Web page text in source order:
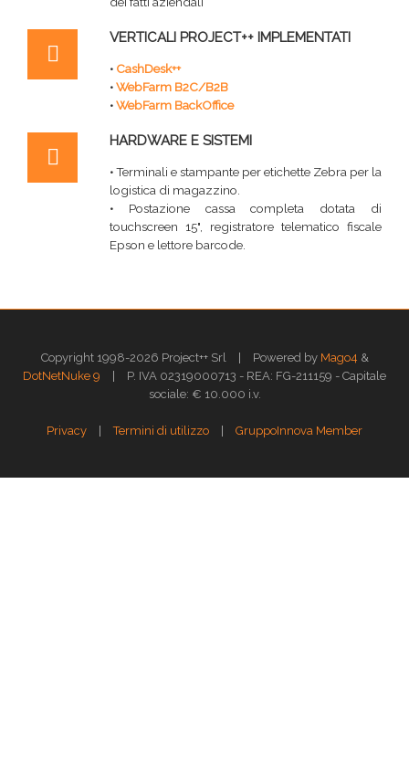
VERTICALI PROJECT++ IMPLEMENTATI
• CashDesk++
•WebFarm B2C/B2B
•WebFarm BackOffice
HARDWARE E SISTEMI
•Terminali e stampante per etichette Zebra per la
logistica di magazzino.
• Postazione cassa completa dotata di
touchscreen 15", registratore telematico fiscale
Epson e lettore barcode.
Copyright 1998-2026 Project++ Srl | Powered by Mago4 &
DotNetNuke 9
|
P. IVA 02319000713 - REA: FG-211159 - Capitale
sociale: € 10.000 i.v.
Privacy | Termini di utilizzo | GruppoInnova Member